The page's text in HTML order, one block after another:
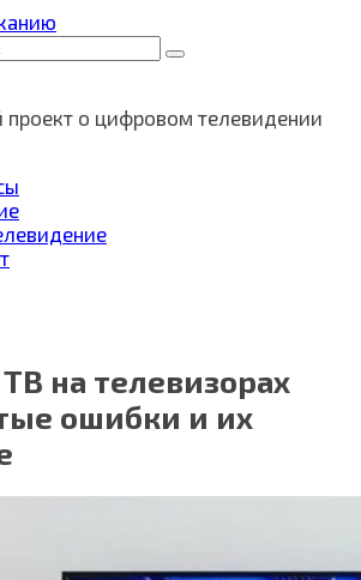
о цифровом телевидении
на телевизорах
ошибки и их